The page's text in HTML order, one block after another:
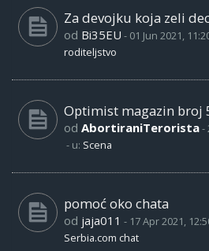
Za devojku koja zeli
od Bi35EU - 01 Jun 2021,
roditeljstvo
Optimist magazin broj
od AbortiraniTerorista-
- u: Scena
pomoć oko chata
od jaja011 - 17 Apr 2021,
Serbia.com chat